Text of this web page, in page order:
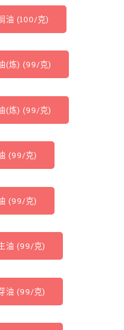
油 (100/克)
(炼) (99/克)
(炼) (99/克)
(99/克)
(99/克)
油 (99/克)
油 (99/克)